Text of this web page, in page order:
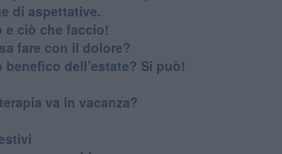
di aspettative.
e ciò che faccio!
fare con il dolore?
benefico dell’estate? Si può!
va in vacanza?